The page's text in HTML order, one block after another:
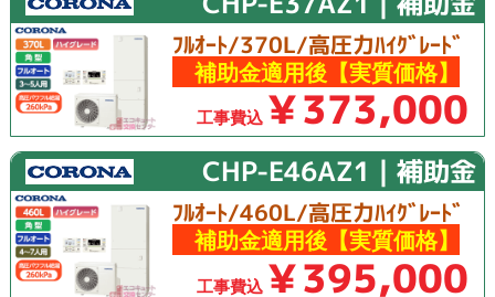
ﾌﾙｵｰﾄ/370L/高圧力ﾊｲｸﾞﾚｰﾄﾞ
補助金適用後【実質価格】
工事費込 ￥373,000
CHP-E46AZ1｜補助金
ﾌﾙｵｰﾄ/460L/高圧力ﾊｲｸﾞﾚｰﾄﾞ
補助金適用後【実質価格】
工事費込 ￥395,000